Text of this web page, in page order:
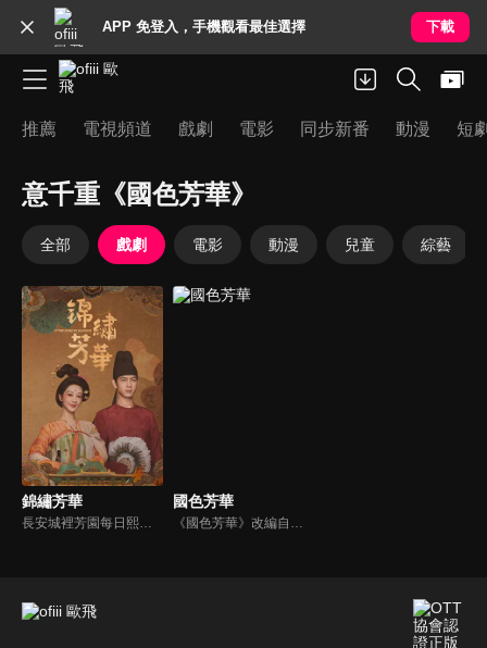
APP 免登入，手機觀看最佳選擇 下載
推薦 電視頻道 戲劇 電影 同步新番 動漫 短
意千重《國色芳華》
全部 戲劇 電影 動漫 兒童 綜藝
錦繡芳華
長安城裡芳園每日熙來攘往，門庭若市，即便屢遭縣主李幼貞掣肘，依舊屹立不倒。萬國來朝時，芳園之主何惟芳臨危受命，於風雪中盛放牡丹，盡顯國色芳華，一時聲名大噪。經商致富之夢眼看就要成真，卻又突聞母親去世真相，對當下所為頓生迷茫，行商前路未卜。一次意外遇險，讓何惟芳豁然開朗，徹悟商人大義，轉以實業利民，教授百姓立業，創辦平價醫藥館“悟庸堂"造福萬民。同時暗中助力花鳥使蔣長揚與聖人，對抗意圖造反的寧王，重振國風。蔣長揚終與何惟芳心意互通，卻又不得不為大業而死。何惟芳決意要繼續實現二人共同的家國理想，她一邊行商濟民，一邊暗中籌措兵馬，欲助聖人捲土重來。生死關頭蔣長揚踏血而歸，與何惟芳所助河東軍並肩作戰，最終大敗寧王。諸事落定，國泰民安，牡丹芳飄萬里，春耕大地。
國色芳華
《國色芳華》改編自閱文集團旗下起點讀書作家意千重的同名小說，故事講述了商戶之女何惟芳，在“天下第一貪官”蔣長揚的協助下，從只有利益交換的婚姻中和離出戶。而後，何惟芳來到長安，憑藉培育稀世牡丹的高超技能和過人的經商頭腦與蔣長揚組成匠人與投資人組合，帶領一眾命運坎坷的女性開啟了創業之路。